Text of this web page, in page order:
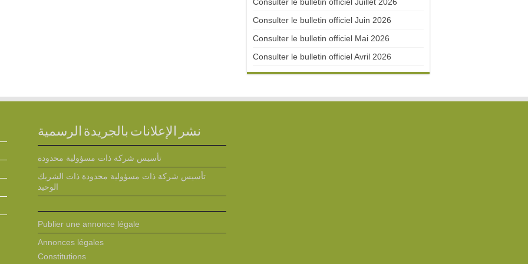
Consulter le bulletin officiel Juin 2026
Consulter le bulletin officiel Mai 2026
Consulter le bulletin officiel Avril 2026
نشر الإعلانات بالجريدة الرسمية
تأسيس شركة ذات مسؤولية محدودة
تأسيس شركة ذات مسؤولية محدودة ذات الشريك
الوحيد
Publier une annonce légale
Annonces légales
Constitutions